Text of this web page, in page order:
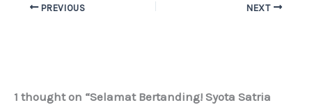
PREVIOUS NEXT
1 thought on “Selamat Bertanding! Syota Satria